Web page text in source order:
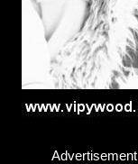
Advertisement